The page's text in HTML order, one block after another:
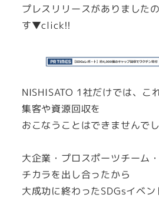
プレスリリースがありました
す▼click!!
NISHISATO 1社だけでは、こ
集客や資源回収を
おこなうことはできませんでし
大企業・プロスポーツチーム
チカラを出し合ったから
大成功に終わったSDGsイベン